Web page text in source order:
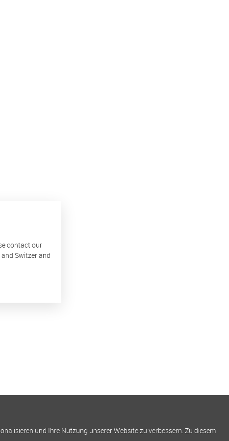
contact our
Switzerland
und Ihre Nutzung unserer Website zu verbessern. Zu diesem